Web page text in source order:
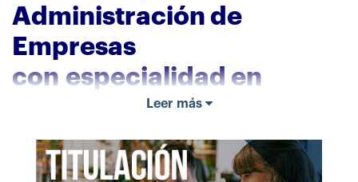
Administración de
Empresas
con especialidad en
Marketing Digital &
Comunicaciónes
elMáster Oficial de
Leer más